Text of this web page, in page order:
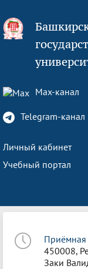
Max-канал
Telegram-канал
Личный кабинет
Учебный портал
450008,
Заки